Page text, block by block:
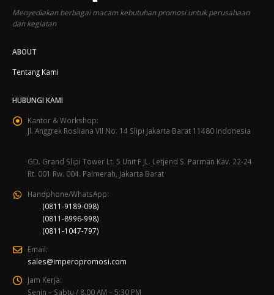
Menyediakan berbagai macam kebutuhan promosi untuk perusahaan
dan kegiatan
ABOUT
Tentang Kami
HUBUNGI KAMI
Kantor & Workshop:
Jl. Anggrek Rosliana VII No. 14 Slipi Jakarta Barat 11480 Indonesia
GD. Grand Slipi Tower Lt. 5 Unit F JL. Letjend S. Parman Kav. 22-24
Rt. 001 Rw. 004. Palmerah, Jakarta Barat
Handphone/WhatsApp:
(0811-9189-098)
(0811-8996-998)
(0811-1047-797)
Email:
sales@imperopromosi.com
Jam Kerja:
Senin – Sabtu / 8.00 AM – 5:30 PM